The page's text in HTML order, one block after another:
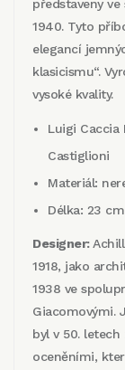
představeny
1940. Tyto
elegancí
klasicismu“.
vysoké kvality.
Luigi Caccia
Castiglioni
Materiál:
Délka: 23 cm
Designer:
1918, jako
1938 ve
Giacomovými.
byl v 50.
oceněními,